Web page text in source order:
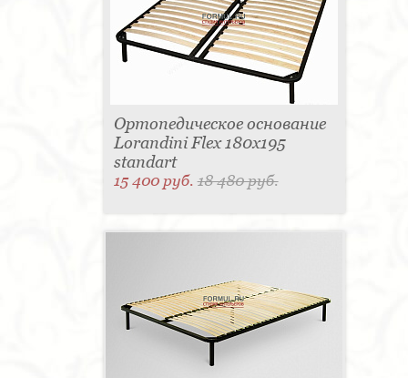
Ортопедическое основание
Lorandini Flex 180x195
standart
15 400 руб.18 480 руб.